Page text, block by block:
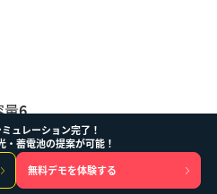
量6
ュレーション完了！
・蓄電池の提案が可能！
無料デモを体験する